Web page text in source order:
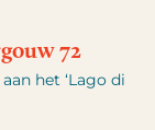
72
het ‘Lago di